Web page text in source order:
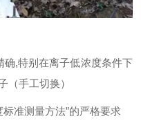
确,特别在离子低浓度条件下
（手工切换）
准测量方法”的严格要求